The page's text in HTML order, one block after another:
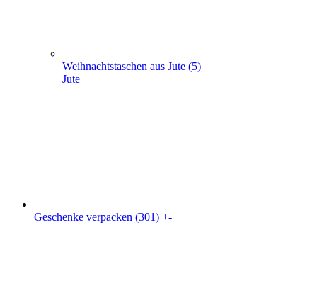
Weihnachtstaschen aus Jute (5)
Jute
Geschenke verpacken (301) +-